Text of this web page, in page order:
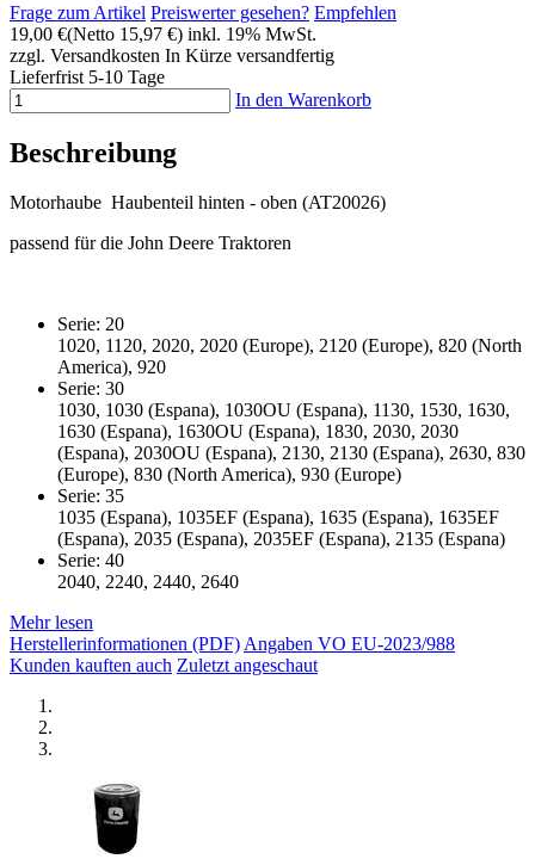
Frage zum Artikel Preiswerter gesehen? Empfehlen
19,00 €(Netto 15,97 €) inkl. 19% MwSt.
zzgl. Versandkosten In Kürze versandfertig
Lieferfrist 5-10 Tage
In den Warenkorb
Beschreibung
Motorhaube Haubenteil hinten - oben (AT20026)
passend für die John Deere Traktoren
Serie: 20
1020, 1120, 2020, 2020 (Europe), 2120 (Europe), 820 (North
America), 920
Serie: 30
1030, 1030 (Espana), 1030OU (Espana), 1130, 1530, 1630,
1630 (Espana), 1630OU (Espana), 1830, 2030, 2030
(Espana), 2030OU (Espana), 2130, 2130 (Espana), 2630, 830
(Europe), 830 (North America), 930 (Europe)
Serie: 35
1035 (Espana), 1035EF (Espana), 1635 (Espana), 1635EF
(Espana), 2035 (Espana), 2035EF (Espana), 2135 (Espana)
Serie: 40
2040, 2240, 2440, 2640
Mehr lesen
Herstellerinformationen (PDF)Angaben VO EU-2023/988
Kunden kauften auch Zuletzt angeschaut